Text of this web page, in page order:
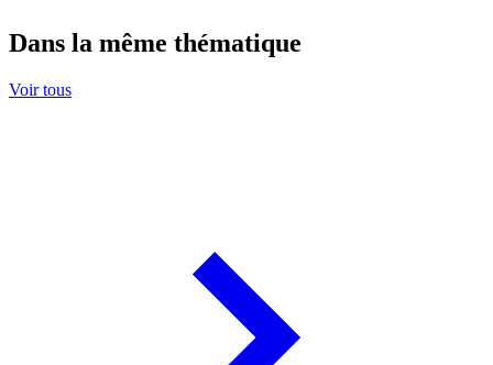
Dans la même thématique
Voir tous